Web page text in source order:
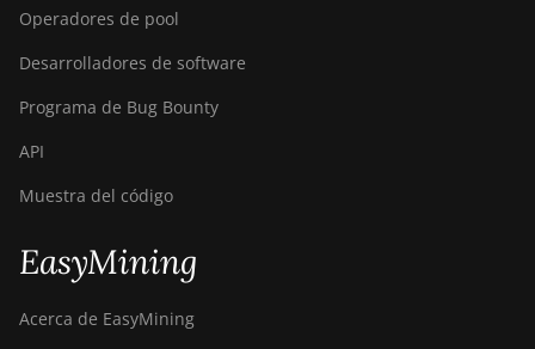
Operadores de pool
Desarrolladores de software
Programa de Bug Bounty
API
Muestra del código
EasyMining
Acerca de EasyMining